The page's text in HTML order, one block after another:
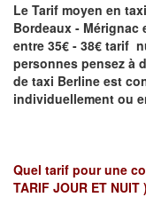
Le Tarif moyen en
Bordeaux - Mérignac
entre 35€ - 38€ tarif
personnes pensez à
de taxi Berline est
individuellement ou
Quel tarif pour une
TARIF JOUR ET NUIT )